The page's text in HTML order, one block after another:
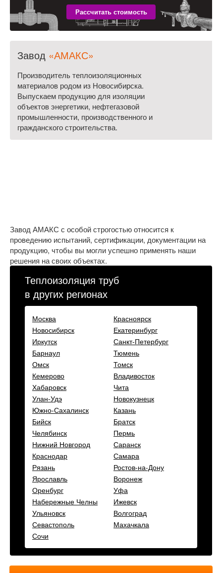
Завод «АМАКС»
Производитель теплоизоляционных
материалов родом из Новосибирска.
Выпускаем продукцию для изоляции
объектов энергетики, нефтегазовой
промышленности, производственного и
гражданского строительства.
Завод АМАКС с особой строгостью относится к
проведению испытаний, сертификации, документации на
продукцию, чтобы вы могли успешно применять наши
решения на своих объектах.
Теплоизоляция труб
в других регионах
Москва
Красноярск
Новосибирск
Екатеринбург
Иркутск
Санкт-Петербург
Барнаул
Тюмень
Омск
Томск
Кемерово
Владивосток
Хабаровск
Чита
Улан-Удэ
Новокузнецк
Южно-Сахалинск
Казань
Бийск
Братск
Челябинск
Пермь
Нижний Новгород
Саранск
Краснодар
Самара
Рязань
Ростов-на-Дону
Ярославль
Воронеж
Оренбург
Уфа
Набережные Челны
Ижевск
Ульяновск
Волгоград
Севастополь
Махачкала
Сочи